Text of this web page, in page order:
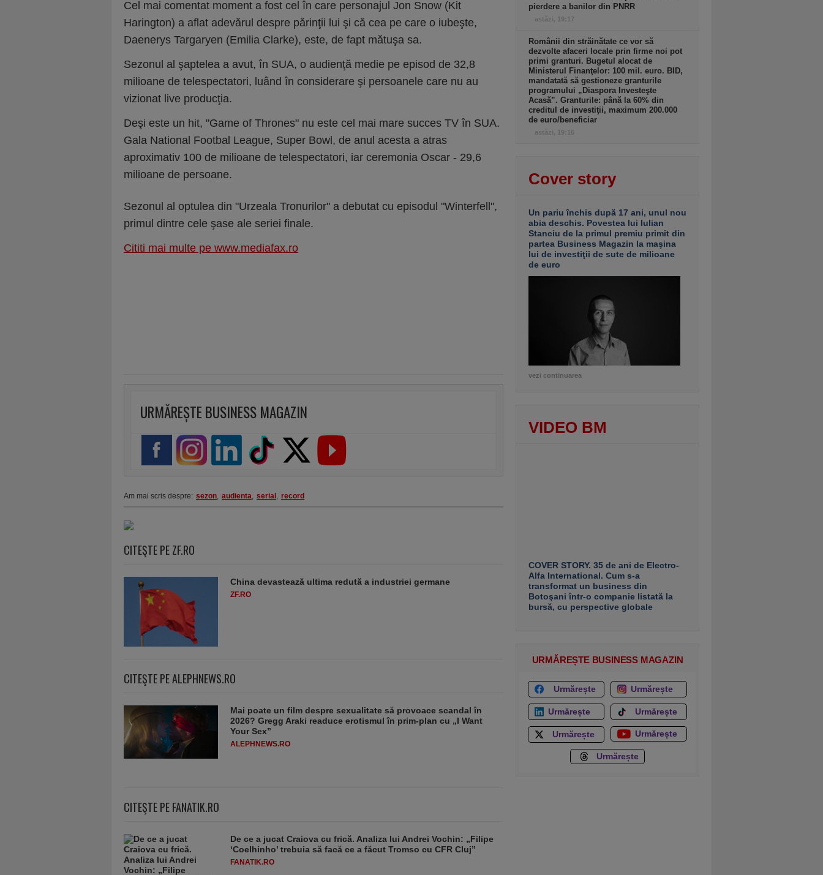
Cel mai comentat moment a fost cel în care personajul Jon Snow (Kit
Harington) a aflat adevărul despre părinţii lui şi că cea pe care o iubeşte,
Daenerys Targaryen (Emilia Clarke), este, de fapt mătuşa sa.
Sezonul al şaptelea a avut, în SUA, o audienţă medie pe episod de 32,8
milioane de telespectatori, luând în considerare şi persoanele care nu au
vizionat live producţia.
Deşi este un hit, "Game of Thrones" nu este cel mai mare succes TV în SUA.
Gala National Footbal League, Super Bowl, de anul acesta a atras
aproximativ 100 de milioane de telespectatori, iar ceremonia Oscar - 29,6
milioane de persoane.
Sezonul al optulea din "Urzeala Tronurilor" a debutat cu episodul "Winterfell",
primul dintre cele şase ale seriei finale.
Cititi mai multe pe www.mediafax.ro
URMĂREȘTE BUSINESS MAGAZIN
Am mai scris despre: sezon, audienta, serial , record
CITEŞTE PE ZF.RO
China devastează ultima redută a industriei germane
ZF.RO
CITEŞTE PE ALEPHNEWS.RO
Mai poate un film despre sexualitate să provoace scandal în
2026? Gregg Araki readuce erotismul în prim-plan cu „I Want
Your Sex”
ALEPHNEWS.RO
CITEŞTE PE FANATIK.RO
De ce a jucat Craiova cu frică. Analiza lui Andrei Vochin: „Filipe
‘Coelhinho’ trebuia să facă ce a făcut Tromso cu CFR Cluj”
FANATIK.RO
pierdere a banilor din PNRR
astăzi, 19:17
Românii din străinătate ce vor să
dezvolte afaceri locale prin firme noi pot
primi granturi. Bugetul alocat de
Ministerul Finanţelor: 100 mil. euro. BID,
mandatată să gestioneze granturile
programului „Diaspora Investeşte
Acasă”. Granturile: până la 60% din
creditul de investiţii, maximum 200.000
de euro/beneficiar
astăzi, 19:16
Cover story
Un pariu închis după 17 ani, unul nou
abia deschis. Povestea lui Iulian
Stanciu de la primul premiu primit din
partea Business Magazin la maşina
lui de investiţii de sute de milioane
de euro
vezi continuarea
VIDEO BM
COVER STORY. 35 de ani de Electro-
Alfa International. Cum s-a
transformat un business din
Botoşani într-o companie listată la
bursă, cu perspective globale
URMĂREȘTE BUSINESS MAGAZIN
Urmărește Urmărește
Urmărește Urmărește
Urmărește Urmărește
Urmărește